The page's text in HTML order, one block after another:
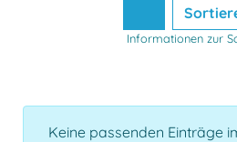
Informationen zur
Keine passenden Einträge